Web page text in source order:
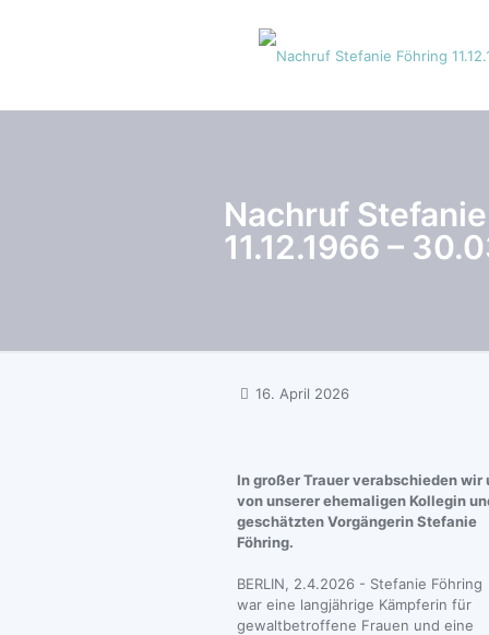
Nachruf
11.12.1966 –
16. April 2026
In großer Trauer verabschieden wir
von unserer ehemaligen Kollegin
geschätzten Vorgängerin Stefanie
Föhring.
BERLIN, 2.4.2026 - Stefanie Föhring
war eine langjährige Kämpferin für
gewaltbetroffene Frauen und eine